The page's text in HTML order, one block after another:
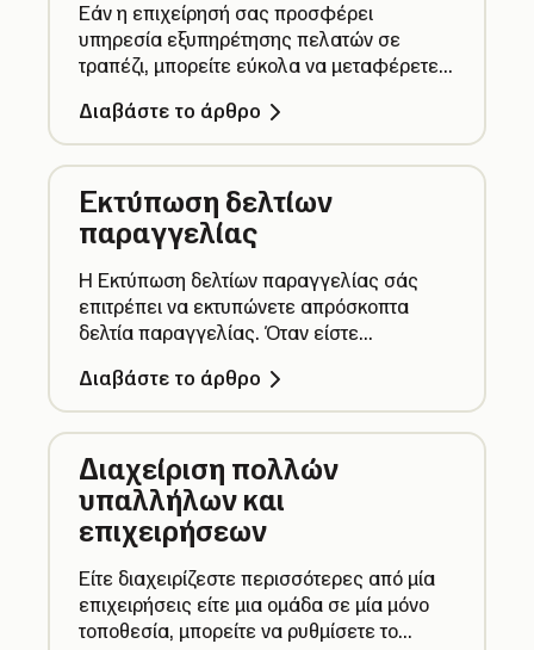
Εάν η επιχείρησή σας προσφέρει
υπηρεσία εξυπηρέτησης πελατών σε
τραπέζι, μπορείτε εύκολα να μεταφέρετε
άλλο ή να αναθέτετε νέες παραγγελίες σε
διαθέσιμα τραπέζια.
Διαβάστε το άρθρο
Εκτύπωση δελτίων
παραγγελίας
Η Εκτύπωση δελτίων παραγγελίας σάς
επιτρέπει να εκτυπώνετε απρόσκοπτα
δελτία παραγγελίας. Όταν είστε
αποδείξεων και με ενεργοποιημένη τη
λειτουργία Πολλαπλές ανοιχτές
παραγγελίες, μπορείτε να εκτυπώσετε ένα
δελτίο παραγγελίας, με έναν εκχωρημένο
αριθμό παραγγελίας.
Διαβάστε το άρθρο
Διαχείριση πολλών
υπαλλήλων και
επιχειρήσεων
Είτε διαχειρίζεστε περισσότερες από μία
επιχειρήσεις είτε μια ομάδα σε μία μόνο
τοποθεσία, μπορείτε να ρυθμίσετε το